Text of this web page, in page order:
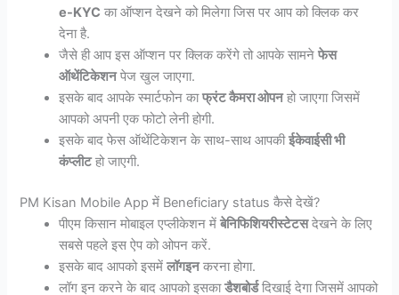
e-KYC का ऑप्शन देखने को मिलेगा जिस पर आप को क्लिक कर
देना है.
जैसे ही आप इस ऑप्शन पर क्लिक करेंगे तो आपके सामनेफेस
ऑथेंटिकेशनपेज खुल जाएगा.
इसके बाद आपके स्मार्टफोन काफ्रंट कैमरा ओपनहो जाएगा जिसमें
आपको अपनी एक फोटो लेनी होगी.
इसके बाद फेस ऑथेंटिकेशन के साथ-साथ आपकीईकेवाईसी भी
कंप्लीटहो जाएगी.
PM Kisan Mobile App में Beneficiary status कैसे देखें?
पीएम किसान मोबाइल एप्लीकेशन मेंबेनिफिशियरीस्टेटसदेखने के लिए
सबसे पहले इस ऐप को ओपन करें.
इसके बाद आपको इसमेंलॉगइनकरना होगा.
लॉग इन करने के बाद आपको इसकाडैशबोर्डदिखाई देगा जिसमें आपको